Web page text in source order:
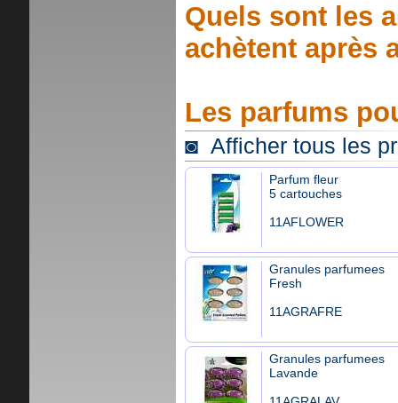
Quels sont les
achètent après
Les parfums
◙ Afficher tous les
Parfum fleur
5 cartouches
11AFLOWER
Granules parfumees
Fresh
11AGRAFRE
Granules parfumees
Lavande